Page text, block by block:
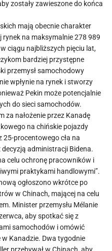
zostały zawieszone do końca
mają obecnie charakter
na maksymalnie 278 989
ciągu najbliższych pięciu lat,
bardziej przystępne
przemysł samochodowy
wpłynie na rynek i stworzy
Pekin może potencjalnie
do sieci samochodów.
za nałożenie przez Kanadę
na chińskie pojazdy
25-procentowego cła na
administracji Bidena.
celu ochronę pracowników i
praktykami handlowymi”.
ogłoszono wkrótce po
w Chinach, mającej na celu
Minister przemysłu Mélanie
aby spotkać się z
samochodów i omówić
Kanadzie. Dwa tygodnie